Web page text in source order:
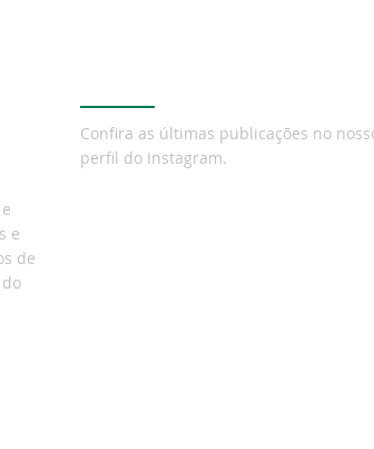
e
de
Confira as últimas publicações no
perfil do Instagram.